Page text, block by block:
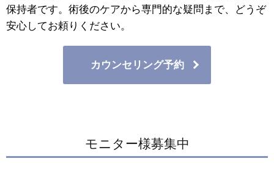
保持者です。術後のケアから専門的な疑問まで、どうぞ
安心してお頼りください。
カウンセリング予約
モニター様募集中